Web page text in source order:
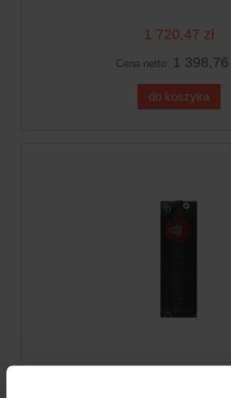
1 720,47 zł
Cena netto: 1 398,76
do koszyka
CHŁODNICA MANITOU